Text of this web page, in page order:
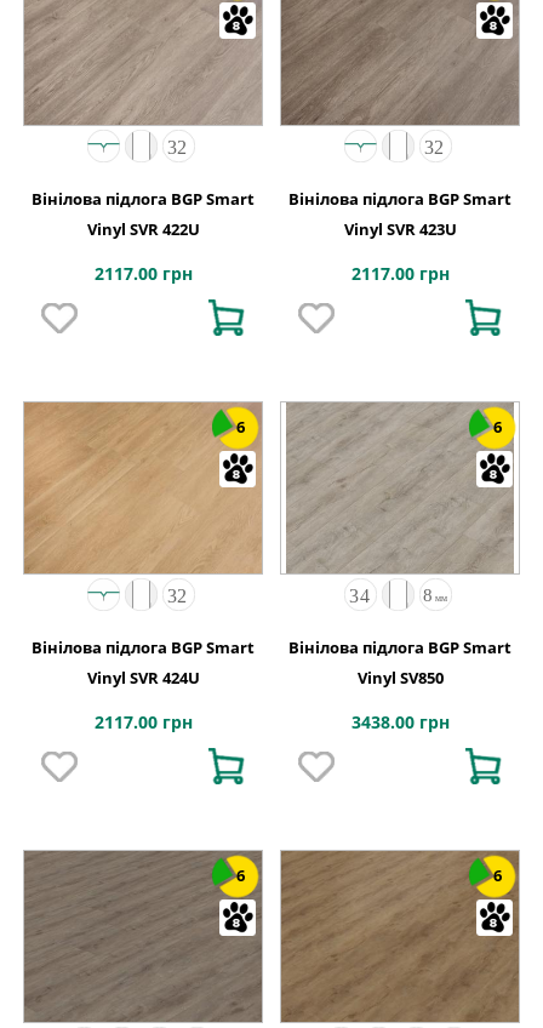
Вінілова підлога BGP Smart
Vinyl SVR 422U
2117.00 грн
Вінілова підлога BGP Smart
Vinyl SVR 423U
2117.00 грн
6
Вінілова підлога BGP Smart
Vinyl SVR 424U
2117.00 грн
6
Вінілова підлога BGP Smart
Vinyl SV850
3438.00 грн
6 6